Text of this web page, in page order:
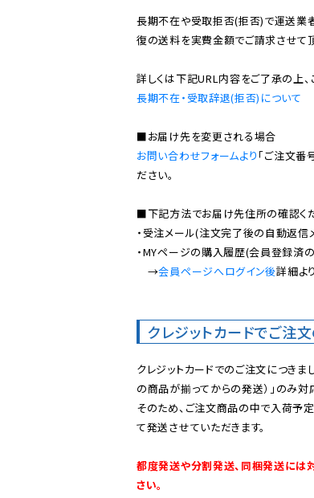
長期不在や受取拒否(拒否)で運送業
復の送料を実費金額でご請求させて
長期不在・受取辞退(拒否)について
お問い合わせフォームより 「ご注文番
ださい。
■下記方法でお届け先住所の確認くだ
・受注メール(注文完了後の自動返信
・MYページの購入履歴(会員登録済
→会員ページへログイン後詳細よ
クレジットカードでご注
クレジットカードでのご注文につきま
の商品が揃ってからの発送）」のみ対
そのため、ご注文商品の中で入荷予
て発送させていただきます。
都度発送や分割発送、同梱発送には
さい。